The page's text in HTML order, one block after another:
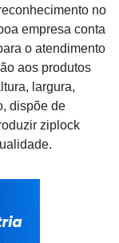
no
empresa conta
o atendimento
aos produtos
largura,
dispõe de
ziplock